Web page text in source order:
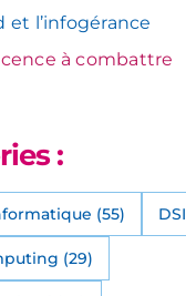
et l’infogérance
à combattre
:
(55) DSI
(29)